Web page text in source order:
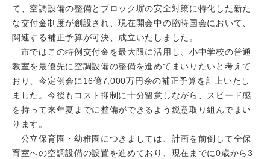
て、空調設備の整備とブロック塀の安全対策に特化した新た
な交付金制度が創設され、現在開会中の臨時国会において、
関連する補正予算が可決、成立いたしました。
市ではこの特例交付金を最大限に活用し、小中学校の普通
教室を最優先に空調設備の整備を進めてまいりたいと考えて
おり、今定例会に16億7,000万円余の補正予算を計上いたし
ました。今後もコスト抑制に十分留意しながら、スピード感
を持って来年夏までに整備ができるよう鋭意取り組んでまい
ります。
公立保育園・幼稚園につきましては、計画を前倒して全保
育室への空調設備の設置を進めており、現在までに0歳から3